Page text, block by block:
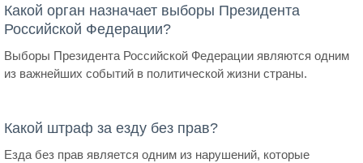
Какой орган назначает выборы Президента
Российской Федерации?
Выборы Президента Российской Федерации являются одним
из важнейших событий в политической жизни страны.
Какой штраф за езду без прав?
Езда без прав является одним из нарушений, которые